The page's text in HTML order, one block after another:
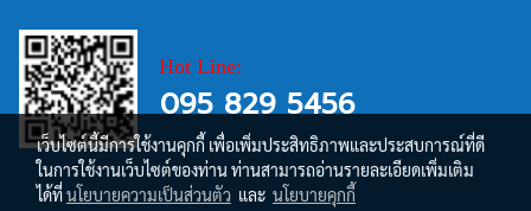
Hot Line:
095 829 5456
เว็บไซต์นี้มีการใช้งานคุกกี้ เพื่อเพิ่มประสิทธิภาพและประสบการณ์ที่ดี
ในการใช้งานเว็บไซต์ของท่าน ท่านสามารถอ่านรายละเอียดเพิ่มเติม
ได้ที่นโยบายความเป็นส่วนตัว และ นโยบายคุกกี้